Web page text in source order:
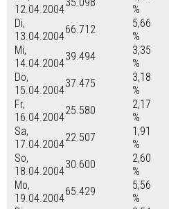
12.04.2004
%
Di,
13.04.2004
66.712
5,66
%
Mi,
14.04.2004
39.494
3,35
%
Do,
15.04.2004
37.475
3,18
%
Fr,
16.04.2004
25.580
2,17
%
Sa,
17.04.2004
22.507
1,91
%
So,
18.04.2004
30.600
2,60
%
Mo,
19.04.2004
65.429
5,56
%